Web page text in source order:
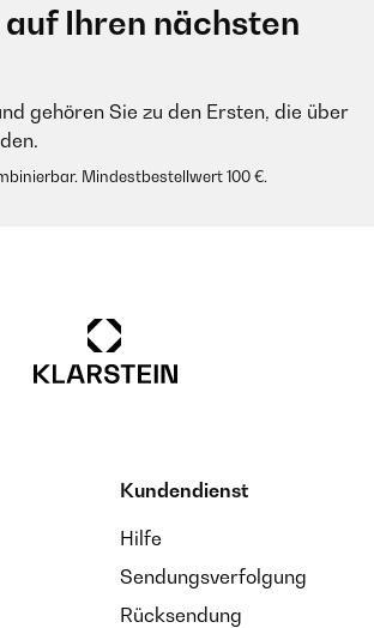
Ihren nächsten
gehören Sie zu den Ersten, die über
Mindestbestellwert 100 €.
Kundendienst
Hilfe
Sendungsverfolgung
Rücksendung